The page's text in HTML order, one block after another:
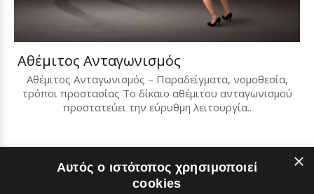
Αθέμιτος Ανταγωνισμός
Αθέμιτος Ανταγωνισμός – Παραδείγματα, νομοθεσία,
τρόποι προστασίας Το δίκαιο αθέμιτου ανταγωνισμού
προστατεύει την εύρυθμη λειτουργία..
Εγγραφείτε στο ενημερωτικό μας δελτίο
×
Αυτός ο ιστότοπος χρησιμοποιεί
cookies